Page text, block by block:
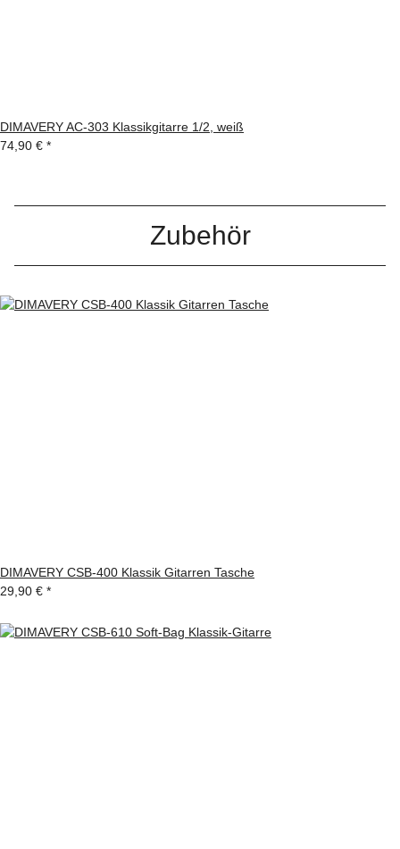
DIMAVERY AC-303 Klassikgitarre 1/2, weiß
74,90 € *
Zubehör
DIMAVERY CSB-400 Klassik Gitarren Tasche
29,90 € *